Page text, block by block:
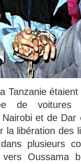
Tanzanie étaient
de
et de Dar
la libération des
plusieurs
vers Oussama